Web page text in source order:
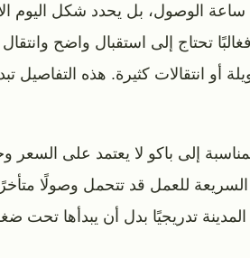
ساعة الوصول، بل يحدد شكل اليوم
تحتاج إلى استقبال واضح
أو انتقالات كثيرة. هذه
إلى باكو لا يعتمد على
السريعة للعمل قد تتحمل وصولًا
تدريجيًا بدل أن يبدأها تحت